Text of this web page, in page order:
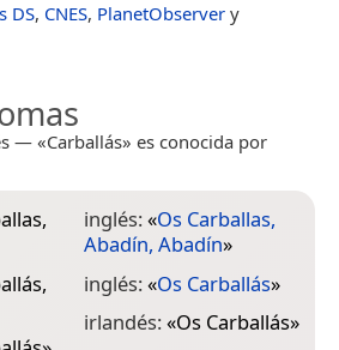
DS, CNES, PlanetObserver y
— «Carballás» es conocida por
inglés:«Os Carballas,
Abadín, Abadín»
inglés:«Os Carballás»
irlandés:«Os Carballás»